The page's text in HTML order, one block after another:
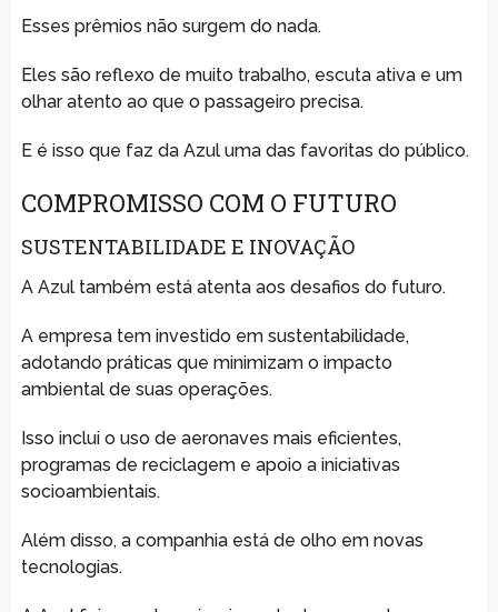
Esses prêmios não surgem do nada.
Eles são reflexo de muito trabalho, escuta ativa e um
olhar atento ao que o passageiro precisa.
E é isso que faz da Azul uma das favoritas do público.
COMPROMISSO COM O FUTURO
SUSTENTABILIDADE E INOVAÇÃO
A Azul também está atenta aos desafios do futuro.
A empresa tem investido em sustentabilidade,
adotando práticas que minimizam o impacto
ambiental de suas operações.
Isso inclui o uso de aeronaves mais eficientes,
programas de reciclagem e apoio a iniciativas
socioambientais.
Além disso, a companhia está de olho em novas
tecnologias.